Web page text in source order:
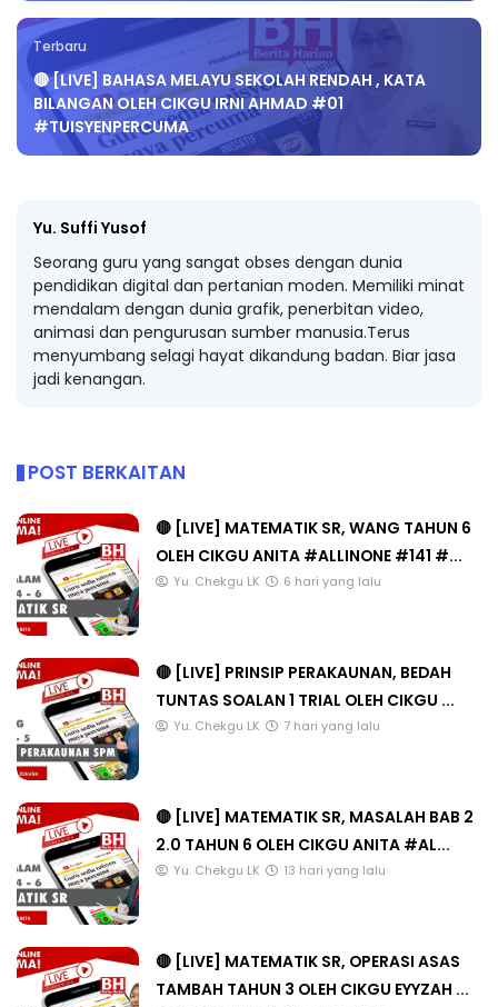
Terbaru
🔴 [LIVE] BAHASA MELAYU SEKOLAH RENDAH , KATA
BILANGAN OLEH CIKGU IRNI AHMAD #01
#TUISYENPERCUMA
Yu. Suffi Yusof
Seorang guru yang sangat obses dengan dunia
pendidikan digital dan pertanian moden. Memiliki minat
mendalam dengan dunia grafik, penerbitan video,
animasi dan pengurusan sumber manusia.Terus
menyumbang selagi hayat dikandung badan. Biar jasa
jadi kenangan.
POST BERKAITAN
🔴 [LIVE] MATEMATIK SR, WANG TAHUN 6
OLEH CIKGU ANITA #ALLINONE #141 #...
Yu. Chekgu LK 6 hari yang lalu
🔴 [LIVE] PRINSIP PERAKAUNAN, BEDAH
TUNTAS SOALAN 1 TRIAL OLEH CIKGU ...
Yu. Chekgu LK 7 hari yang lalu
🔴 [LIVE] MATEMATIK SR, MASALAH BAB 2
2.0 TAHUN 6 OLEH CIKGU ANITA #AL...
Yu. Chekgu LK 13 hari yang lalu
🔴 [LIVE] MATEMATIK SR, OPERASI ASAS
TAMBAH TAHUN 3 OLEH CIKGU EYYZAH ...